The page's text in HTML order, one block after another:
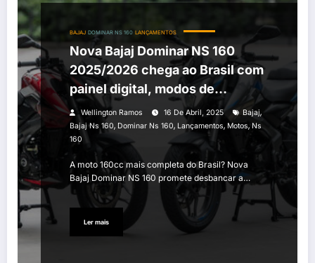
BAJAJ DOMINAR NS 160 LANÇAMENTOS
Nova Bajaj Dominar NS 160
2025/2026 chega ao Brasil com
painel digital, modos de
pilotagem e faróis full LED
Wellington Ramos 16 De Abril, 2025 Bajaj,
Bajaj Ns 160, Dominar Ns 160, Lançamentos, Motos, Ns
160
A moto 160cc mais completa do Brasil? Nova
Bajaj Dominar NS 160 promete desbancar a…
Ler mais